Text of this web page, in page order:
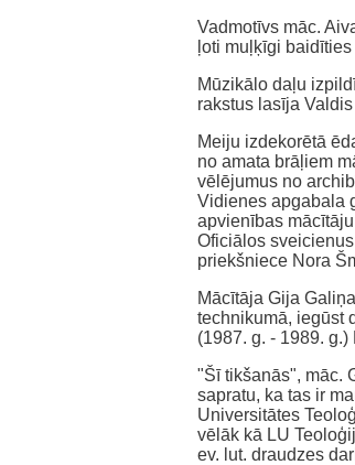
Vadmotīvs māc.
ļoti muļķīgi
Mūzikālo daļu
rakstus lasīja
Meiju izdekorētā
no amata brāļiem
vēlējumus no
Vidienes apgabala
apvienības
Oficiālos
priekšniece Nora
Mācītāja Gija
technikumā, iegūst
(1987. g. - 1989.
"Šī tikšanās", māc.
sapratu, ka tas ir
Universitātes
vēlāk kā LU
ev. lut. draudzes